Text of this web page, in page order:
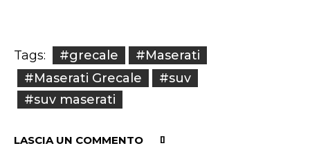
Tags: #grecale
#Maserati
#Maserati Grecale
#suv
#suv maserati
LASCIA UN COMMENTO